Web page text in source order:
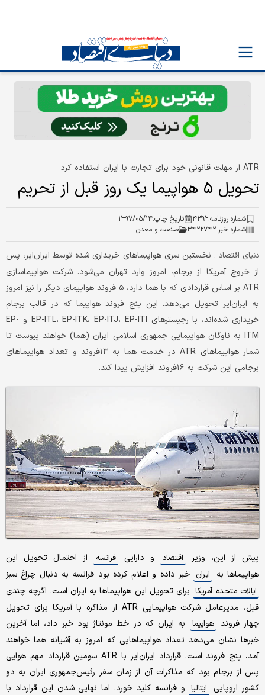
ATR از مهلت قانونی خود برای تجارت با ایران استفاده کرد
تحویل ۵ هواپیما یک روز قبل از تحریم
شماره روزنامه:۴۳۹۲ تاریخ چاپ:۱۳۹۷/۰۵/۱۴
شماره خبر:۳۴۲۲۷۴۲ صنعت و معدن
دنیای اقتصاد : نخستین سری هواپیماهای خریداری شده توسط ایران‌ایر، پس
از خروج آمریکا از برجام، امروز وارد تهران می‌شود. شرکت هواپیماسازی
ATR بر اساس قراردادی که با هما دارد، ۵ فروند هواپیمای دیگر را نیز امروز
به ایران‌ایر تحویل می‌دهد. این پنج فروند هواپیما که در قالب برجام
خریداری شده‌اند، با رجیسترهای EP-ITL، EP-ITK، EP-ITJ، EP-ITI و EP-
ITM به ناوگان هواپیمایی جمهوری اسلامی ایران (هما) خواهند پیوست تا
شمار هواپیماهای ATR در خدمت هما به ۱۳فروند و تعداد هواپیماهای
برجامی این شرکت به ۱۶فروند افزایش پیدا کند.
پیش از این، وزیر اقتصاد و دارایی فرانسه
از احتمال تحویل این
هواپیماها به
ایران خبر داده و اعلام کرده بود فرانسه به دنبال چراغ سبز
ایالات متحده آمریکا برای تحویل این هواپیماها به ایران است. اگرچه چندی
قبل، مدیرعامل شرکت هواپیمایی ATR از مذاکره با آمریکا برای تحویل
چهار فروند هواپیما
به ایران که در خط مونتاژ بود خبر داد، اما آخرین
خبرها نشان می‌دهد تعداد هواپیماهایی که امروز به آشیانه هما خواهند
آمد، پنج فروند است. قرارداد ایران‌ایر با ATR سومین قرارداد مهم هوایی
پس از برجام بود که مذاکرات آن از زمان سفر رئیس‌جمهوری ایران به دو
کشور اروپایی
ایتالیا و فرانسه کلید خورد. اما نهایی شدن این قرارداد با